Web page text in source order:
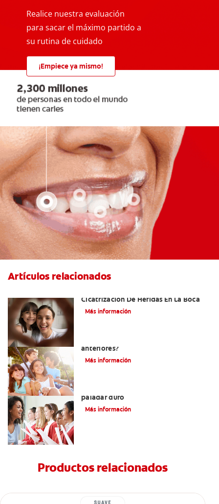
Realice nuestra evaluación
para sacar el máximo partido a
su rutina de cuidado
¡Empiece ya mismo!
Artículos relacionados
Cicatrización De Heridas En La Boca
Más información
anteriores?
Más información
paladar duro
Más información
Productos relacionados